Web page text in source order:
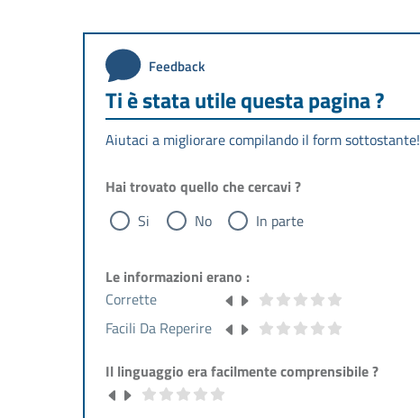
Feedback
Ti è stata utile questa pagina ?
Aiutaci a migliorare compilando il form sottostante!
Hai trovato quello che cercavi ?
Si
No In parte
Le informazioni erano :
Corrette
Facili Da Reperire
Il linguaggio era facilmente comprensibile ?